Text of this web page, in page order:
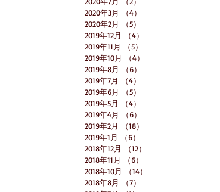
2020年3月
（4）
2020年2月
（5）
2019年12月
（4）
2019年11月
（5）
2019年10月
（4）
2019年8月
（6）
2019年7月
（4）
2019年6月
（5）
2019年5月
（4）
2019年4月
（6）
2019年2月
（18）
2019年1月
（6）
2018年12月
（12）
2018年11月
（6）
2018年10月
（14）
2018年8月
（7）